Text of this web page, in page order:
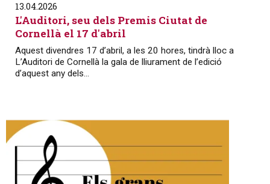
13.04.2026
L'Auditori, seu dels Premis Ciutat de
Cornellà el 17 d'abril
Aquest divendres 17 d’abril, a les 20 hores, tindrà lloc a
L’Auditori de Cornellà la gala de lliurament de l’edició
d’aquest any dels...